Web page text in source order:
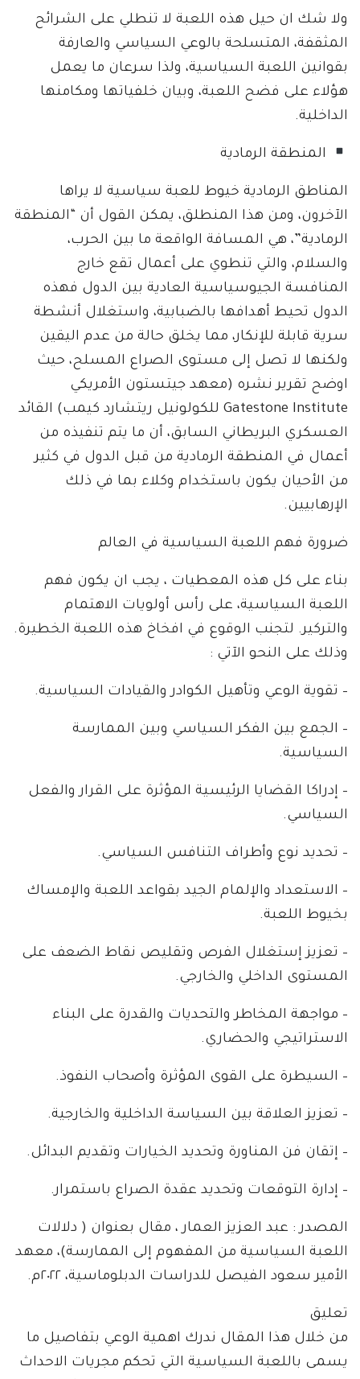
ولا شك ان حيل هذه اللعبة لا تنطلي على الشرائح
المثقفة، المتسلحة بالوعي السياسي والعارفة
بقوانين اللعبة السياسية، ولذا سرعان ما يعمل
هؤلاء على فضح اللعبة، وبيان خلفياتها ومكامنها
الداخلية.
المنطقة الرمادية
المناطق الرمادية خيوط للعبة سياسية لا يراها
الآخرون، ومن هذا المنطلق، يمكن القول أن “المنطقة
الرمادية”، هي المسافة الواقعة ما بين الحرب،
والسلام، والتي تنطوي على أعمال تقع خارج
المنافسة الجيوسياسية العادية بين الدول فهذه
الدول تحيط أهدافها بالضبابية، واستغلال أنشطة
سرية قابلة للإنكار، مما يخلق حالة من عدم اليقين
ولكنها لا تصل إلى مستوى الصراع المسلح، حيث
اوضح تقرير نشره (معهد جيتستون الأمريكي
Gatestone Institute للكولونيل ريتشارد كيمب) القائد
العسكري البريطاني السابق، أن ما يتم تنفيذه من
أعمال في المنطقة الرمادية من قبل الدول في كثير
من الأحيان يكون باستخدام وكلاء بما في ذلك
الإرهابيين.
ضرورة فهم اللعبة السياسية في العالم
بناء على كل هذه المعطيات ، يجب ان يكون فهم
اللعبة السياسية، على رأس أولويات الاهتمام
والتركير. لتجنب الوقوع في افخاخ هذه اللعبة الخطيرة.
وذلك على النحو الآتي :
– تقوية الوعي وتأهيل الكوادر والقيادات السياسية.
– الجمع بين الفكر السياسي وبين الممارسة
السياسية.
– إدراكا القضايا الرئيسية المؤثرة على القرار والفعل
السياسي.
– تحديد نوع وأطراف التنافس السياسي.
– الاستعداد والإلمام الجيد بقواعد اللعبة والإمساك
بخيوط اللعبة.
– تعزيز إستغلال الفرص وتقليص نقاط الضعف على
المستوى الداخلي والخارجي.
– مواجهة المخاطر والتحديات والقدرة على البناء
الاستراتيجي والحضاري.
– السيطرة على القوى المؤثرة وأصحاب النفوذ.
– تعزيز العلاقة بين السياسة الداخلية والخارجية.
– إتقان فن المناورة وتحديد الخيارات وتقديم البدائل.
– إدارة التوقعات وتحديد عقدة الصراع باستمرار.
المصدر : عبد العزيز العمار ، مقال بعنوان ( دلالات
اللعبة السياسية من المفهوم إلى الممارسة)، معهد
الأمير سعود الفيصل للدراسات الدبلوماسية، ٢٠٢٢م.
تعليق
من خلال هذا المقال ندرك اهمية الوعي بتفاصيل ما
يسمى باللعبة السياسية التي تحكم مجريات الاحداث